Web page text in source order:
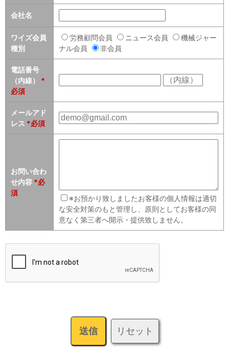
会社名
ワイズ会員
種別
労務顧問会員 ニュース会員
機械ジャー
ナル会員
非会員
電話番号
（内線） *
必須
メールアド
レス *必須
お問い合わ
せ内容 *必
須
※お預かり致しましたお客様の個人情報は適切
な安全対策のもと管理し、原則としてお客様の同
意なく第三者へ開示・提供致しません。
送信 リセット